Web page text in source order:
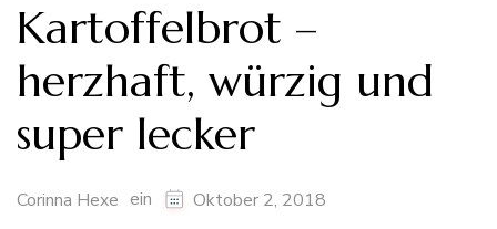
Kartoffelbrot –
herzhaft, würzig und
super lecker
Corinna Hexe ein Oktober 2, 2018